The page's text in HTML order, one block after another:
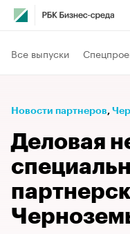
Все выпуски
Новости партнеров⁠,
Деловая